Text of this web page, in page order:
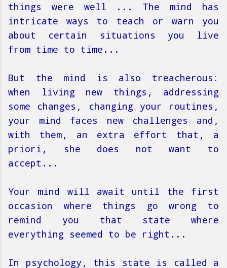
things were well ... The mind has
intricate ways to teach or warn you
about certain situations you live
from time to time...
But the mind is also treacherous:
when living new things, addressing
some changes, changing your routines,
your mind faces new challenges and,
with them, an extra effort that, a
priori, she does not want to
accept...
Your mind will await until the first
occasion where things go wrong to
remind you that state where
everything seemed to be right...
In psychology, this state is called a